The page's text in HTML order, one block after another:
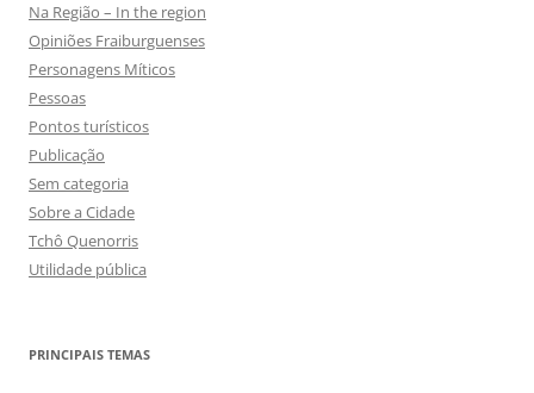
Na Região – In the region
Opiniões Fraiburguenses
Personagens Míticos
Pessoas
Pontos turísticos
Publicação
Sem categoria
Sobre a Cidade
Tchô Quenorris
Utilidade pública
PRINCIPAIS TEMAS